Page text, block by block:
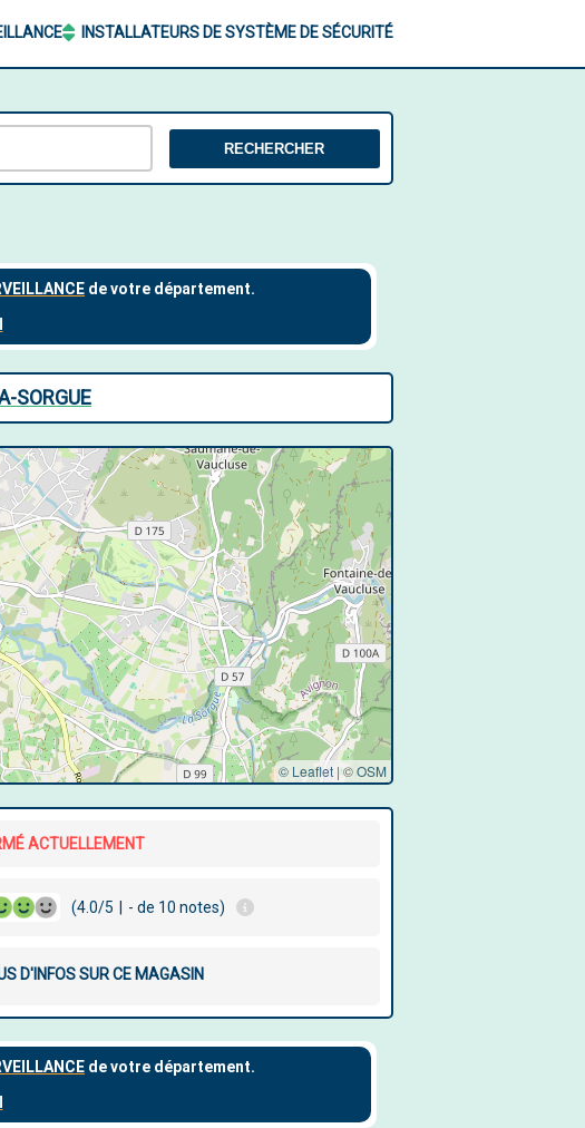
INSTALLATEURS DE SYSTÈME DE SÉCURITÉ
RECHERCHER
SORGUE
© Leaflet |©OSM
ACTUELLEMENT
(4.0/5 - de 10 notes)
D'INFOS SUR CE MAGASIN